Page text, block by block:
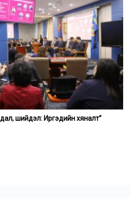
шийдэл: Иргэдийн хяналт”